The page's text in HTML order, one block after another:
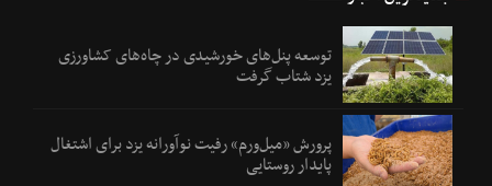
توسعه پنل‌های خورشیدی در چاه‌های کشاورزی
یزد شتاب گرفت
پرورش «میل‌ورم» رفیت نوآورانه یزد برای اشتغال
پایدار روستایی